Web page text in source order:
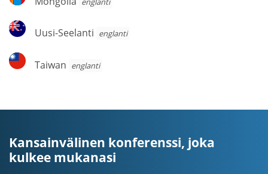
Uusi-
Seelanti
Uusi-Seelanti englanti
Taiwan
Taiwan englanti
Kansainvälinen konferenssi, joka
kulkee mukanasi